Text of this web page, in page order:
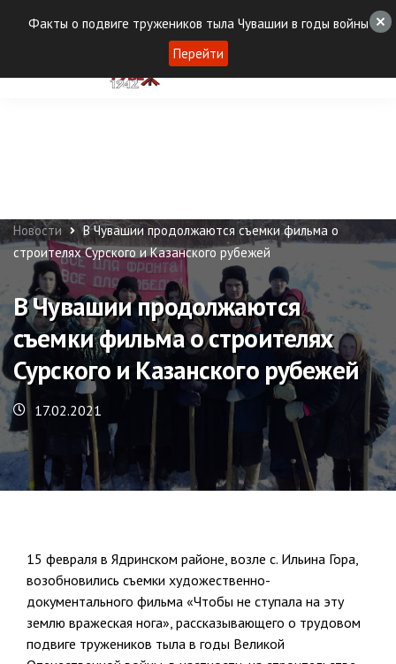
Новости
В Чувашии продолжаются съемки фильма о
строителях Сурского и Казанского рубежей
В Чувашии продолжаются
съемки фильма о строителях
Сурского и Казанского рубежей
17.02.2021
15 февраля в Ядринском районе, возле с. Ильина Гора,
возобновились съемки художественно-
документального фильма «Чтобы не ступала на эту
землю вражеская нога», рассказывающего о трудовом
подвиге тружеников тыла в годы Великой
Факты о подвиге тружеников тыла Чувашии в годы войны
Перейти